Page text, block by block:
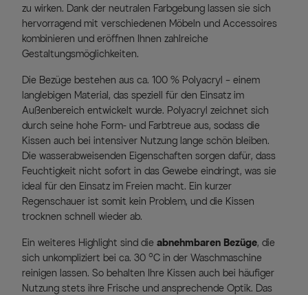
zu wirken. Dank der neutralen Farbgebung lassen sie sich
hervorragend mit verschiedenen Möbeln und Accessoires
kombinieren und eröffnen Ihnen zahlreiche
Gestaltungsmöglichkeiten.
Die Bezüge bestehen aus ca. 100 % Polyacryl – einem
langlebigen Material, das speziell für den Einsatz im
Außenbereich entwickelt wurde. Polyacryl zeichnet sich
durch seine hohe Form- und Farbtreue aus, sodass die
Kissen auch bei intensiver Nutzung lange schön bleiben.
Die wasserabweisenden Eigenschaften sorgen dafür, dass
Feuchtigkeit nicht sofort in das Gewebe eindringt, was sie
ideal für den Einsatz im Freien macht. Ein kurzer
Regenschauer ist somit kein Problem, und die Kissen
trocknen schnell wieder ab.
Ein weiteres Highlight sind die abnehmbaren Bezüge, die
sich unkompliziert bei ca. 30 °C in der Waschmaschine
reinigen lassen. So behalten Ihre Kissen auch bei häufiger
Nutzung stets ihre Frische und ansprechende Optik. Das